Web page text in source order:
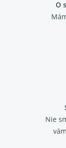
O
Nie